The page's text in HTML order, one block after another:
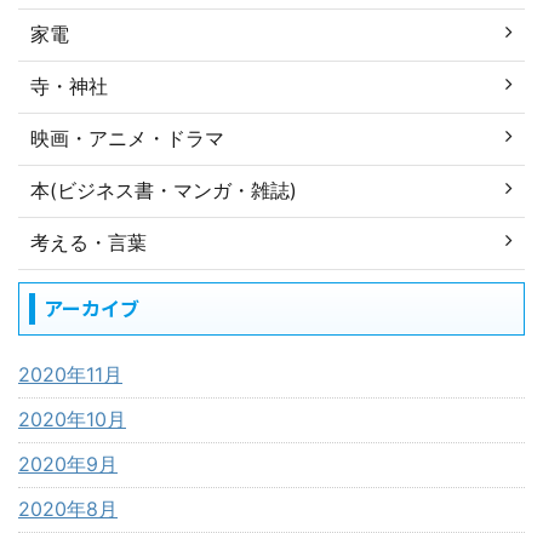
家電
寺・神社
映画・アニメ・ドラマ
本(ビジネス書・マンガ・雑誌)
考える・言葉
アーカイブ
2020年11月
2020年10月
2020年9月
2020年8月